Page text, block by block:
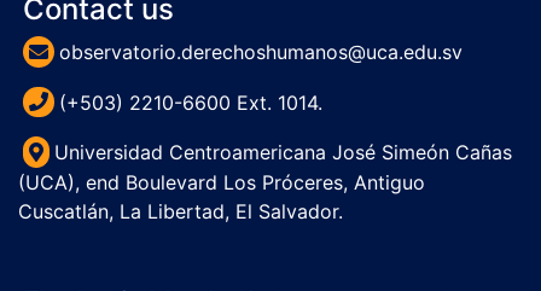
Contact us
observatorio.derechoshumanos@uca.edu.sv
(+503) 2210-6600 Ext. 1014.
Universidad Centroamericana José Simeón Cañas
(UCA), end Boulevard Los Próceres, Antiguo
Cuscatlán, La Libertad, El Salvador.